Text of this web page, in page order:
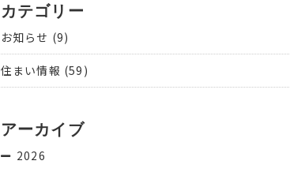
カテゴリー
お知らせ (9)
住まい情報 (59)
アーカイブ
2026